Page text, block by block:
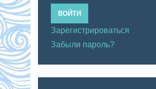
ВОЙТИ
Зарегистрироваться
Забыли пароль?